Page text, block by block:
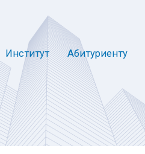
Институт Абитуриенту